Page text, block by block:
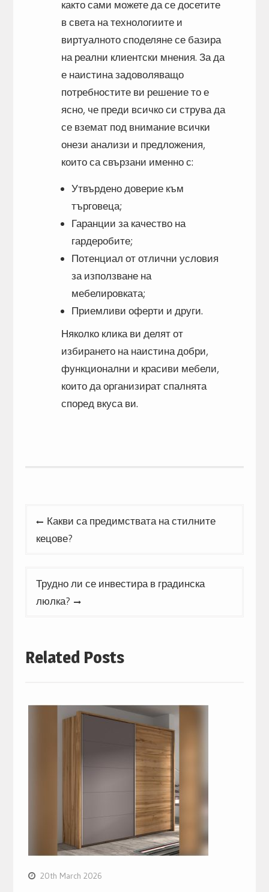
както сами можете да се досетите
в света на технологиите и
виртуалното споделяне се базира
на реални клиентски мнения. За да
е наистина задоволяващо
потребностите ви решение то е
ясно, че преди всичко си струва да
се вземат под внимание всички
онези анализи и предложения,
които са свързани именно с:
Утвърдено доверие към
търговеца;
Гаранции за качество на
гардеробите;
Потенциал от отлични условия
за използване на
мебелировката;
Приемливи оферти и други.
Няколко клика ви делят от
избирането на наистина добри,
функционални и красиви мебели,
които да организират спалнята
според вкуса ви.
Какви са предимствата на стилните
кецове?
Трудно ли се инвестира в градинска
люлка?
Related Posts
20th March 2026